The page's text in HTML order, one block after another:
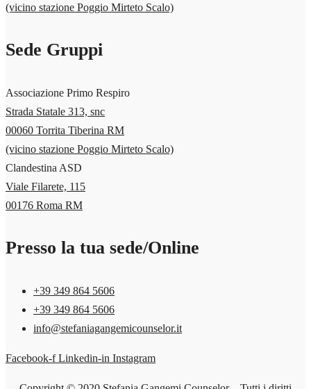
(vicino stazione Poggio Mirteto Scalo)
Sede Gruppi
Associazione Primo Respiro
Strada Statale 313, snc
00060 Torrita Tiberina RM
(vicino stazione Poggio Mirteto Scalo)
Clandestina ASD
Viale Filarete, 115
00176 Roma RM
Presso la tua sede/Online
+39 349 864 5606‬
+39 349 864 5606‬
info@stefaniagangemicounselor.it
Facebook-f Linkedin-in Instagram